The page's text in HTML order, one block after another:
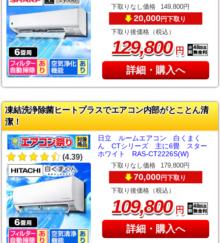
下取りなし価格 149,800円
20,000円下取り
下取り後価格（税込）
129,800円
詳細・購入へ
凍結洗浄除菌ヒートプラスでエアコン内部がとことん清
潔！
(4.39)
日立 ルームエアコン 白くまく
ん CTシリーズ 主に6畳 スター
ホワイト RAS-CT2226S(W)
下取りなし価格 179,800円
70,000円下取り
下取り後価格（税込）
109,800円
詳細・購入へ